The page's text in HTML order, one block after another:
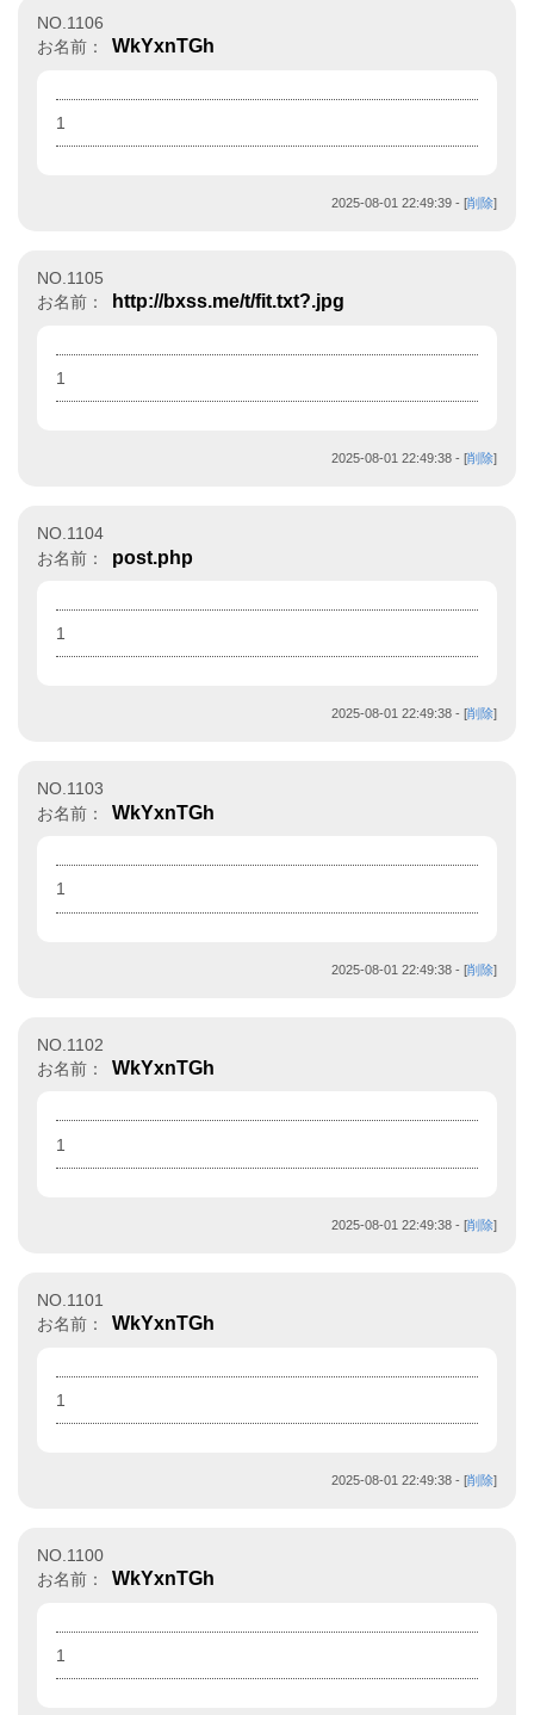
NO.1106
お名前：
WkYxnTGh
1
2025-08-01 22:49:39 - [削除]
NO.1105
お名前：
http://bxss.me/t/fit.txt?.jpg
1
2025-08-01 22:49:38 - [削除]
NO.1104
お名前：
post.php
1
2025-08-01 22:49:38 - [削除]
NO.1103
お名前：
WkYxnTGh
1
2025-08-01 22:49:38 - [削除]
NO.1102
お名前：
WkYxnTGh
1
2025-08-01 22:49:38 - [削除]
NO.1101
お名前：
WkYxnTGh
1
2025-08-01 22:49:38 - [削除]
NO.1100
お名前：
WkYxnTGh
1